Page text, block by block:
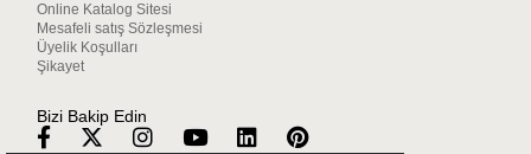
Online Katalog Sitesi
Mesafeli satış Sözleşmesi
Üyelik Koşulları
Şikayet
Bizi Bakip Edin